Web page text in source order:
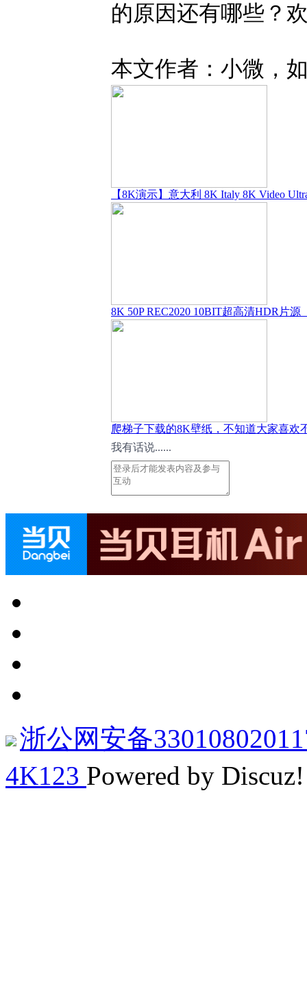
的原因还有哪些？
本文作者：小微，
【8K演示】意大利 8K Italy 8K Video
8K 50P REC2020 10BIT超高清HDR片源
爬梯子下载的8K壁纸，不知道大家喜欢
我有话说......
浙公网安备
4K123 Powered by